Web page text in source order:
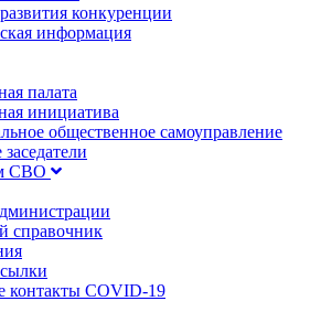
конкуренции
информация
палата
инициатива
общественное самоуправление
СВО
справочник
контакты COVID-19